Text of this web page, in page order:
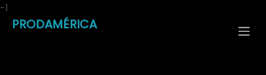
PRODAMÉRICA
-1